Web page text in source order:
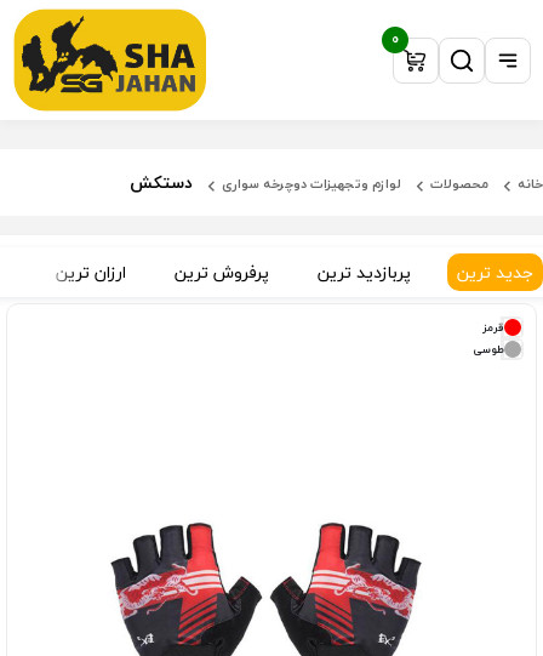
0
خانه محصولات لوازم وتجهیزات دوچرخه سواری دستکش
جدید ترین پربازدید ترین پرفروش ترین ارزان ترین
قرمز
طوسی